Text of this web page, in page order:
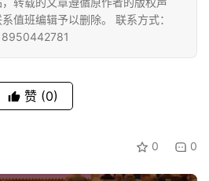
值班编辑予以删除。 联系方式：
赞 (0)
0 0